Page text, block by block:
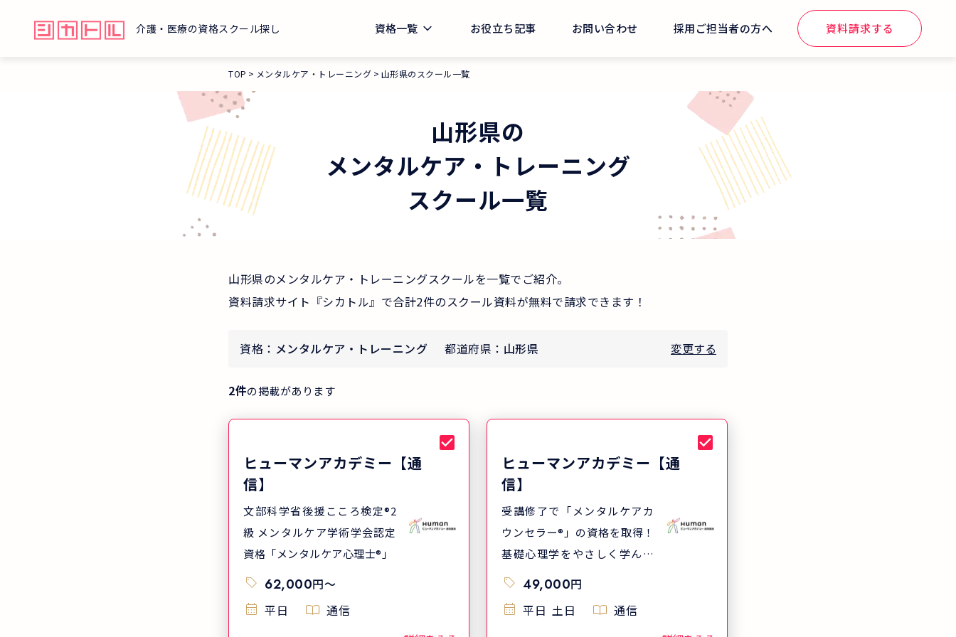
介護・医療の資格スクール探し 資格一覧 お役立ち記事 お問い合わせ 採用ご担当者の方へ 資料請求する
TOP メンタルケア・トレーニング 山形県のスクール一覧
山形県の
メンタルケア・トレーニング
スクール一覧
山形県のメンタルケア・トレーニングスクールを一覧でご紹介。
資料請求サイト『シカトル』で合計2件のスクール資料が無料で請求できます！
資格： メンタルケア・トレーニング 都道府県： 山形県 変更する
2件の掲載があります
ヒューマンアカデミー【通
信】
文部科学省後援こころ検定®2
級 メンタルケア学術学会認定
資格「メンタルケア心理士®」
62,000円〜
平日
通信
ヒューマンアカデミー【通
信】
受講修了で「メンタルケアカ
ウンセラー®」の資格を取得！
基礎心理学をやさしく学んで
最短3ヶ月で3つの資格取得が
目指せます
49,000円
平日 土日 通信